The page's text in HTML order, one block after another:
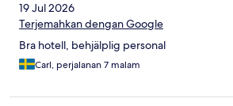
19 Jul 2026
Terjemahkan dengan Google
Bra hotell, behjälplig personal
Carl, perjalanan 7 malam